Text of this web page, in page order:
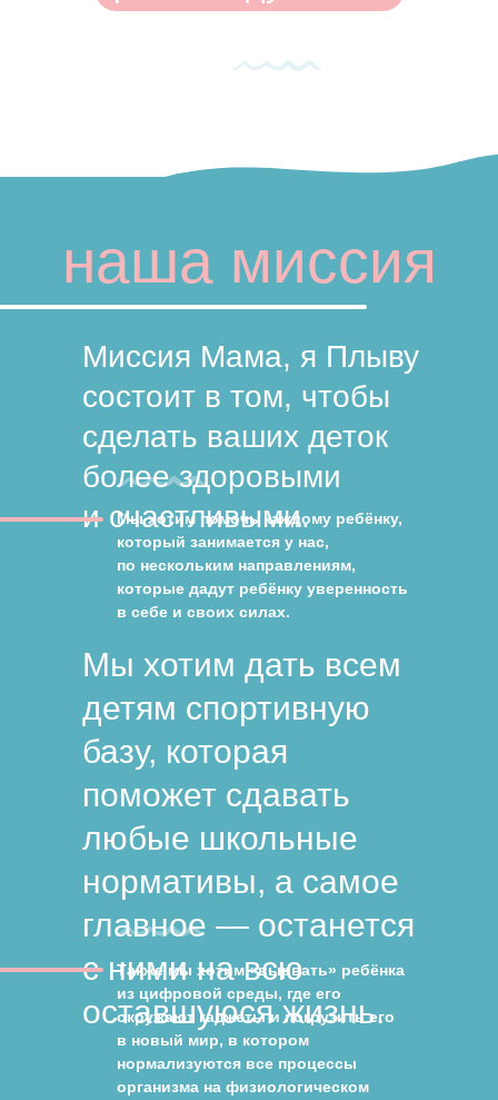
Миссия Мама, я Плыву
состоит в том, чтобы
сделать ваших деток
более здоровыми
и счастливыми.
Мы хотим помочь каждому ребёнку,
который занимается у нас,
по нескольким направлениям,
которые дадут ребёнку уверенность
в себе и своих силах.
Мы хотим дать всем
детям спортивную
базу, которая
поможет сдавать
любые школьные
нормативы, а самое
главное — останется
с ними на всю
оставшуюся жизнь.
Также мы хотим «вырвать» ребёнка
из цифровой среды, где его
окружают гаджеты и погрузить его
в новый мир, в котором
нормализуются все процессы
организма на физиологическом
наша миссия